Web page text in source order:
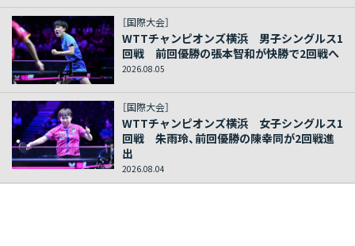
［国際大会］
WTTチャンピオンズ横浜 男子シングルス1
回戦 前回優勝の張本智和が快勝で2回戦へ
2026.08.05
［国際大会］
WTTチャンピオンズ横浜 女子シングルス1
回戦 朱雨玲、前回優勝の陳幸同が2回戦進
出
2026.08.04